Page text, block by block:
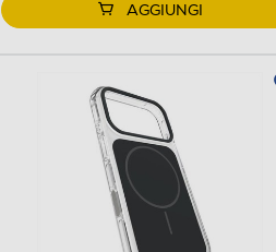
AGGIUNGI